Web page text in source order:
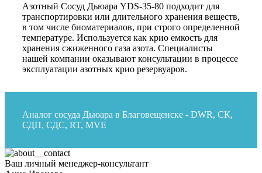
Азотный Сосуд Дьюара YDS-35-80 подходит для
транспортировки или длительного хранения веществ,
в том числе биоматериалов, при строго определенной
температуре. Используется как крио емкость для
хранения сжиженного газа азота. Специалисты
нашей компании оказывают консультации в процессе
эксплуатации азотных крио резервуаров.
Аналог сосуда Дьюара в Благовещенске - DWR, СК,
СДП, СДС, RT, MVE
Ваш личный менеджер-консультант